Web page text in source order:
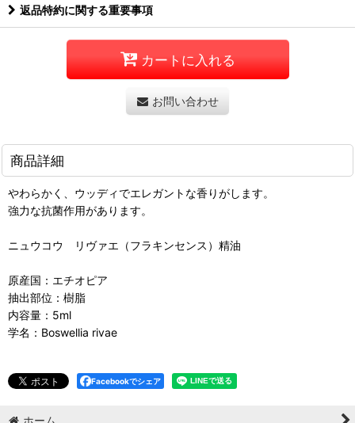
返品特約に関する重要事項
カートに入れる
お問い合わせ
商品詳細
やわらかく、ウッディでエレガントな香りがします。
強力な抗菌作用があります。
ニュウコウ リヴァエ（フラキンセンス）精油
原産国：エチオピア
抽出部位：樹脂
内容量：5ml
学名：Boswellia rivae
Facebookでシェア
ホーム